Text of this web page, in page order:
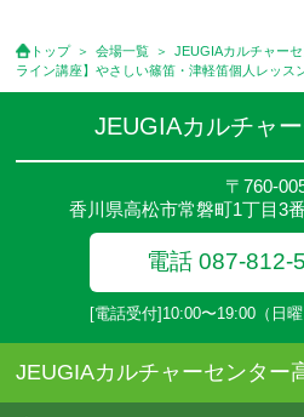
のでご確認ください。
●参加人数が一定に満たない場合、
期することがあります。
●その他、詳しい内容については、
だきます。
トップ 会場一覧 JEUGIAカルチャー
ライン講座】やさしい篠笛・津軽笛個人レッス
JEUGIAカルチャ
〒760-
香川県高松市常磐町1丁目3
電話 087-812-
[電話受付]10:00〜19:00（日曜
JEUGIAカルチャーセンター